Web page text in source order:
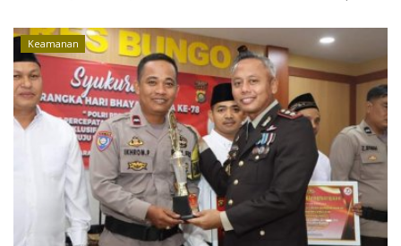
Kesehatan
Layanan Publik
Perempuan/Anak
Keamanan